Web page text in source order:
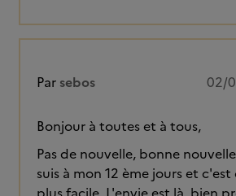
Par sebos 02/
Bonjour à toutes et à tous,
Pas de nouvelle, bonne
suis à mon 12 ème jours et